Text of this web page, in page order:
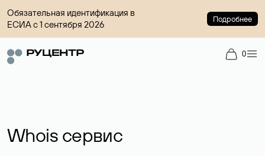
Обязательная идентификация в
ЕСИА с 1 сентября 2026
Подробнее
0
Whois сервис